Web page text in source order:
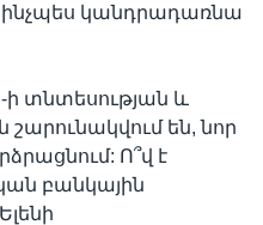
կանդրադառնա
ի տնտեսության և
շարունակվում են, նոր
Ո՞վ է
բանկային